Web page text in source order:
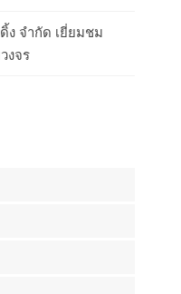
ง จำกัด เยี่ยมชม
งจร